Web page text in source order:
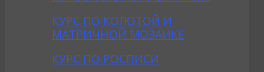
КУРС ПО КОЛОТОЙ И
МАТРИЧНОЙ МОЗАИКЕ
КУРС ПО РОСПИСИ